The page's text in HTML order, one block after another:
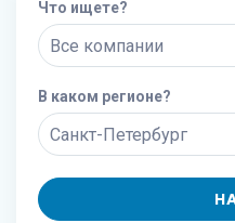
Что ищете?
Все компании
В каком регионе?
Санкт-Петербург